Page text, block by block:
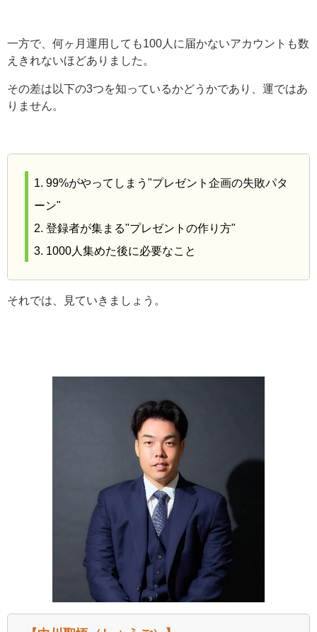
一方で、何ヶ月運用しても100人に届かないアカウントも数
えきれないほどありました。
その差は以下の3つを知っているかどうかであり、運ではあ
りません。
1. 99%がやってしまう"プレゼント企画の失敗パタ
ーン"
2. 登録者が集まる"プレゼントの作り方"
3. 1000人集めた後に必要なこと
それでは、見ていきましょう。